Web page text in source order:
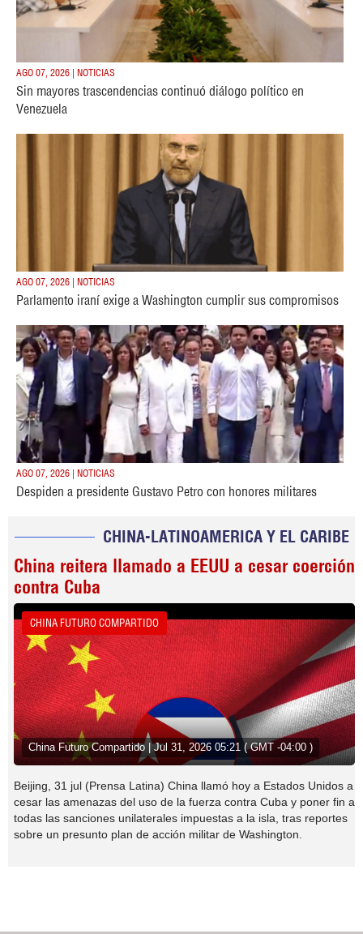
AGO 07, 2026 | NOTICIAS
Sin mayores trascendencias continuó diálogo político en
Venezuela
AGO 07, 2026 | NOTICIAS
Parlamento iraní exige a Washington cumplir sus compromisos
AGO 07, 2026 | NOTICIAS
Despiden a presidente Gustavo Petro con honores militares
CHINA-LATINOAMERICA Y EL CARIBE
China reitera llamado a EEUU a cesar coerción
contra Cuba
CHINA FUTURO COMPARTIDO
China Futuro Compartido | Jul 31, 2026 05:21 ( GMT -04:00 )
Beijing, 31 jul (Prensa Latina) China llamó hoy a Estados Unidos a
cesar las amenazas del uso de la fuerza contra Cuba y poner fin a
todas las sanciones unilaterales impuestas a la isla, tras reportes
sobre un presunto plan de acción militar de Washington.